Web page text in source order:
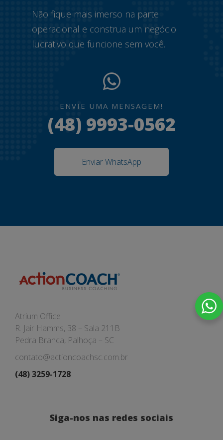
Não fique mais imerso na parte
operacional e construa um negócio
lucrativo que funcione sem você.
ENVIE UMA MENSAGEM!
(48) 9993-0562
Enviar WhatsApp
Atrium Office
R. Jair Hamms, 38 – Sala 211B
Pedra Branca, Palhoça – SC
contato@actioncoachsc.com.br
(48) 3259-1728
Siga-nos nas redes sociais